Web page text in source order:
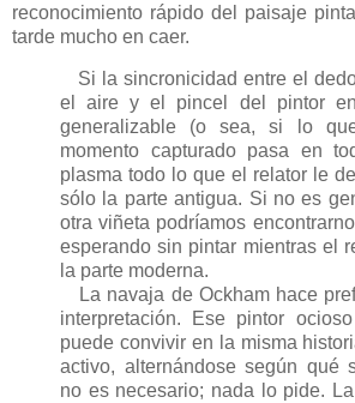
reconocimiento rápido del paisaje
tarde mucho en caer.
Si la sincronicidad entre el
el aire y el pincel del pintor
generalizable (o sea, si lo
momento capturado pasa en
plasma todo lo que el relator le
sólo la parte antigua. Si no es
otra viñeta podríamos
esperando sin pintar mientras el
la parte moderna.
La navaja de Ockham hace
interpretación. Ese pintor
puede convivir en la misma
activo, alternándose según qué
no es necesario; nada lo pide.